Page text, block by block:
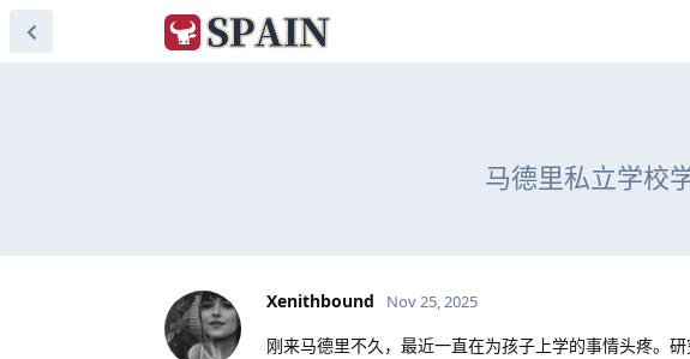
马德里私立学校
Xenithbound Nov 25, 2025
刚来马德里不久，最近一直在为孩子上学的事情头疼。